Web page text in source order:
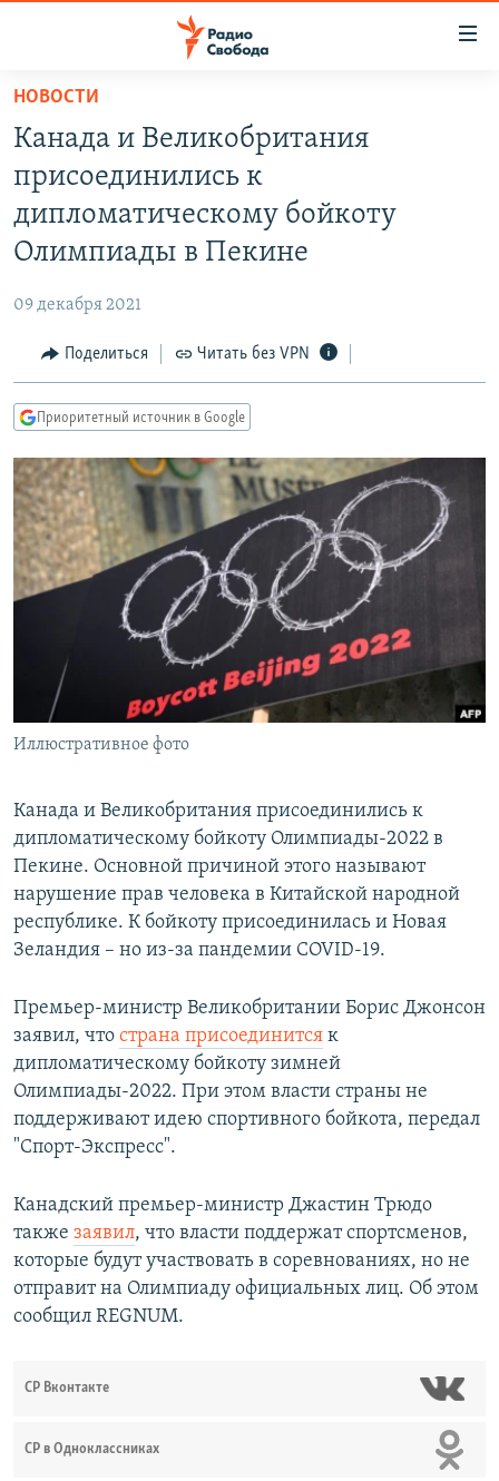
упрощенного
доступа
основному
содержанию
навигации
Вернутся
ПОДКАСТЫ
АВТОРСКИЕ ПРОЕКТЫ
ЦИТАТЫ СВОБОДЫ
КУЛЬТУРА
IDEL.РЕАЛИИ
КАВКАЗ.РЕАЛИИ
СИБИРЬ.РЕАЛИИ
РАСПИСАНИЕ ВЕЩАНИЯ
ПОДПИШИТЕСЬ НА РАССЫЛКУ
СОЦИАЛЬНЫЕ СЕТИ
НОВОСТИ
Канада и Великобритания
присоединились к
дипломатическому бойкоту
Олимпиады в Пекине
09 декабря 2021
Поделиться Читать без VPN
Приоритетный источник в Google
Иллюстративное фото
Канада и Великобритания присоединились к
дипломатическому бойкоту Олимпиады-2022 в
Пекине. Основной причиной этого называют
нарушение прав человека в Китайской народной
республике. К бойкоту присоединилась и Новая
Зеландия – но из-за пандемии COVID-19.
Премьер-министр Великобритании Борис Джонсон
заявил, что страна присоединится к
дипломатическому бойкоту зимней
Олимпиады-2022. При этом власти страны не
поддерживают идею спортивного бойкота, передал
"Спорт-Экспресс".
Канадский премьер-министр Джастин Трюдо
также заявил, что власти поддержат спортсменов,
которые будут участвовать в соревнованиях, но не
отправит на Олимпиаду официальных лиц. Об этом
сообщил REGNUM.
СР Вконтакте
СР в Одноклассниках